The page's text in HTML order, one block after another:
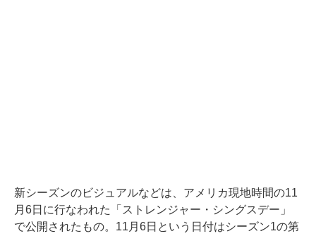
新シーズンのビジュアルなどは、アメリカ現地時間の11
月6日に行なわれた「ストレンジャー・シングスデー」
で公開されたもの。11月6日という日付はシーズン1の第